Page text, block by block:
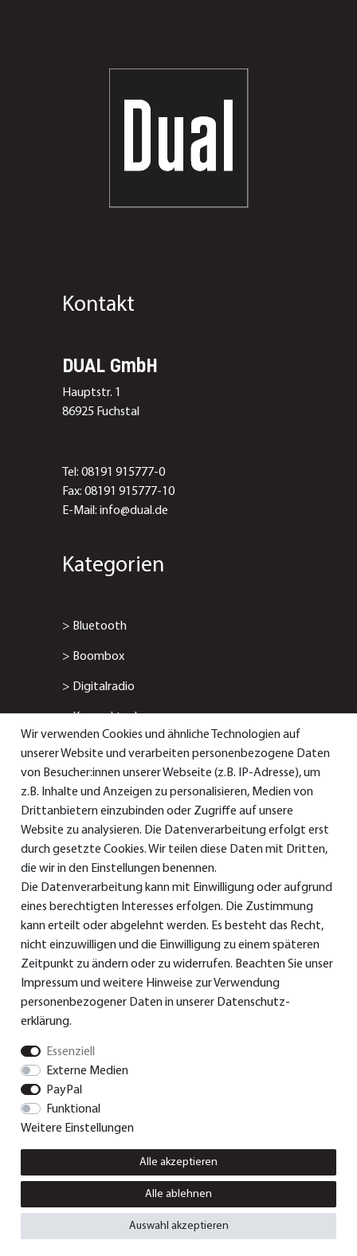
Kontakt
DUAL GmbH
Hauptstr. 1
86925 Fuchstal
Tel: 08191 915777-0
Fax: 08191 915777-10
E-Mail: info@dual.de
Kategorien
> Bluetooth
> Boombox
> Digitalradio
>Kompaktanlage
> Radiowecker
> Smart-/Internetradio
Service & Support
> Bedienungsanleitungen
>Konformitätserklärungen
> Ersatzteile & Zubehör
> Garantie
Impressum
Vertrag widerrufen
Wir verwenden Cookies und ähnliche Technologien auf
unserer Website und verarbeiten personenbezogene Daten
von Besucher:innen unserer Webseite (z.B. IP-Adresse), um
z.B. Inhalte und Anzeigen zu personalisieren, Medien von
Drittanbietern einzubinden oder Zugriffe auf unsere
Website zu analysieren. Die Datenverarbeitung erfolgt erst
durch gesetzte Cookies. Wir teilen diese Daten mit Dritten,
die wir in den Einstellungen benennen.
Die Datenverarbeitung kann mit Einwilligung oder aufgrund
eines berechtigten Interesses erfolgen. Die Zustimmung
kann erteilt oder abgelehnt werden. Es besteht das Recht,
nicht einzuwilligen und die Einwilligung zu einem späteren
Zeitpunkt zu ändern oder zu widerrufen. Beachten Sie unser
Impressumund weitere Hinweise zur Verwendung
personenbezogener Daten in unserer Daten­schutz­
erklärung.
Essenziell
Externe Medien
PayPal
Funktional
Weitere Einstellungen
Alle akzeptieren
Alle ablehnen
Auswahl akzeptieren